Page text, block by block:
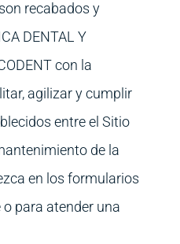
recabados y
DENTAL Y
con la
agilizar y cumplir
entre el Sitio
de la
en los formularios
para atender una